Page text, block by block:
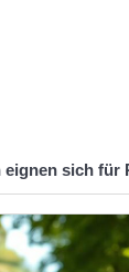
sich für